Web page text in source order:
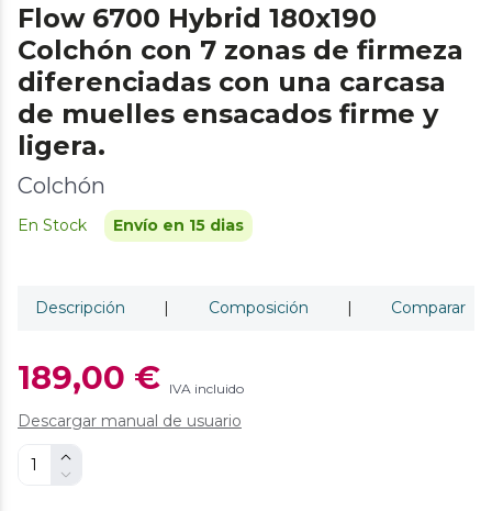
Flow 6700 Hybrid 180x190
Colchón con 7 zonas de firmeza
diferenciadas con una carcasa
de muelles ensacados firme y
ligera.
Colchón
En Stock Envío en 15 dias
Descripción | Composición | Comparar
189,00 € IVA incluido
Descargar manual de usuario